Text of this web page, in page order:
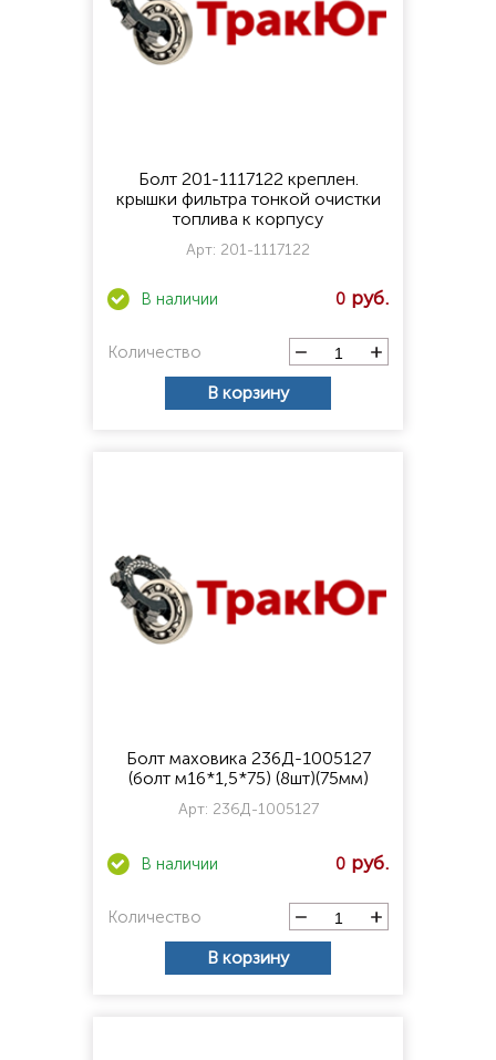
Болт 201-1117122 креплен.
крышки фильтра тонкой очистки
топлива к корпусу
Арт: 201-1117122
0
Количество
В корзину
Болт маховика 236Д-1005127
(болт м16*1,5*75) (8шт)(75мм)
Арт: 236Д-1005127
0
Количество
В корзину